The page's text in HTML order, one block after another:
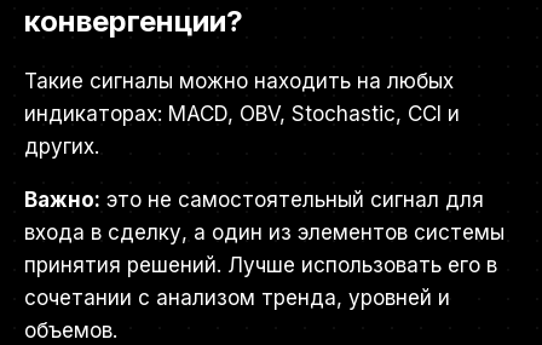
конвергенции?
Такие сигналы можно находить на любых
индикаторах: MACD, OBV, Stochastic, CCI и
других.
Важно: это не самостоятельный сигнал для
входа в сделку, а один из элементов системы
принятия решений. Лучше использовать его в
сочетании с анализом тренда, уровней и
объемов.